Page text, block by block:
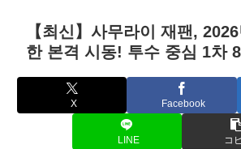
【최신】사무라이 재팬,
한 본격 시동! 투수 중심 1차
X Facebook
LINE コ